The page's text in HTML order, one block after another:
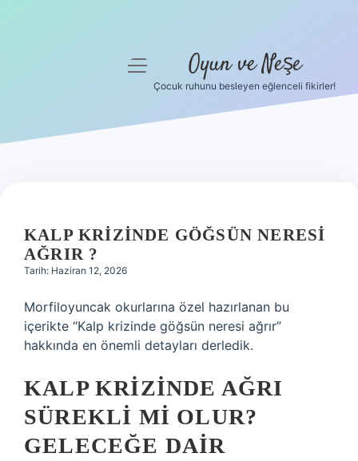
Hakkımızda
menüyü
Oyun ve Neşe
Çocuk ruhunu besleyen eğlenceli fikirler!
KALP KRIZINDE GÖĞSÜN NERESI
AĞRIR ?
Tarih: Haziran 12, 2026
Morfiloyuncak okurlarına özel hazırlanan bu
içerikte “Kalp krizinde göğsün neresi ağrır”
hakkında en önemli detayları derledik.
KALP KRIZINDE AĞRI
SÜREKLI MI OLUR?
GELECEĞE DAIR